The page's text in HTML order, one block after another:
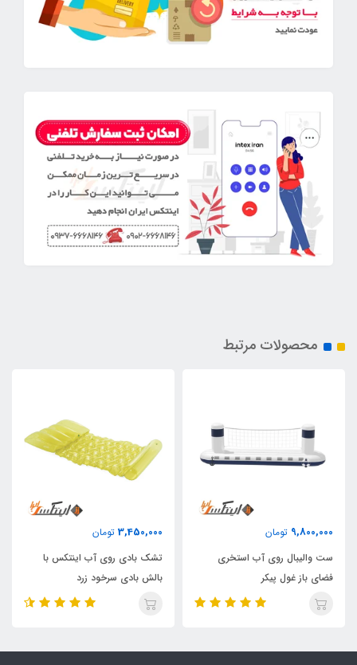
محصولات مرتبط
9,800,000 تومان
ست والیبال روی آب استخری
فضای باز غول پیکر
3,450,000 تومان
تشک بادی روی آب اینتکس با
بالش بادی سرخود زرد